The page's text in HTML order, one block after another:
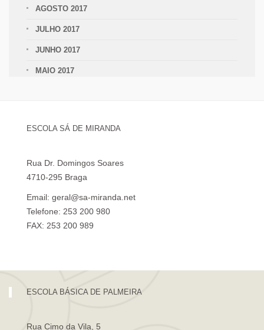
AGOSTO 2017
JULHO 2017
JUNHO 2017
MAIO 2017
ESCOLA SÁ DE MIRANDA
Rua Dr. Domingos Soares
4710-295 Braga
Email: geral@sa-miranda.net
Telefone: 253 200 980
FAX: 253 200 989
ESCOLA BÁSICA DE PALMEIRA
Rua Cimo da Vila, 5